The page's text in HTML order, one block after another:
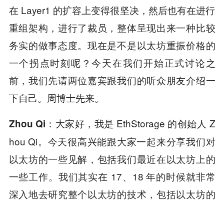
在 Layer1 的扩容上变得很坚决，然后也有在进行
重组架构，进行了裁员，整体呈现出来一种比较
务实的做事态度。现在是不是以太坊重振价格的
一个拐点时刻呢？今天在我们开始正式讨论之
前，我们先请两位嘉宾跟我们的听众朋友介绍一
下自己。周博士先来。
Zhou Qi： 大家好，我是 EthStorage 的创始人 Z
hou Qi。今天很高兴能跟大家一起来分享我们对
以太坊的一些见解，包括我们最近在以太坊上的
一些工作。我们其实在 17、18 年的时候就非常
深入地去研究整个以太坊的技术，包括以太坊的